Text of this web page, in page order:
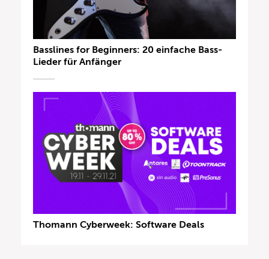
Basslines for Beginners: 20 einfache Bass-
Lieder für Anfänger
Thomann Cyberweek: Software Deals